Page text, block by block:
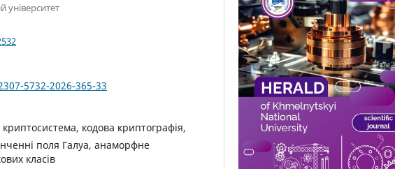
університет
5732-2026-365-33
кодова криптографія,
поля Галуа, анаморфне
класів